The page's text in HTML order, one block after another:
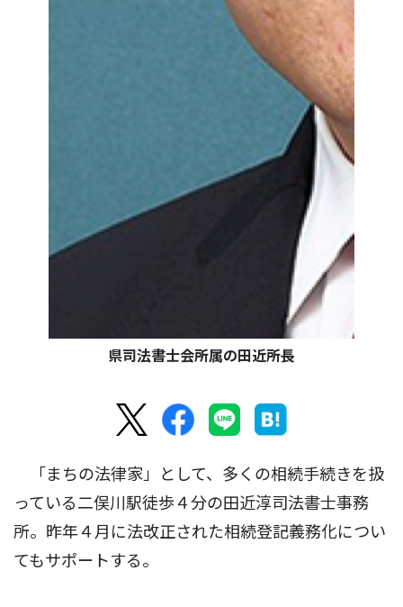
県司法書士会所属の田近所長
「まちの法律家」として、多くの相続手続きを扱
っている二俣川駅徒歩４分の田近淳司法書士事務
所。昨年４月に法改正された相続登記義務化につい
てもサポートする。